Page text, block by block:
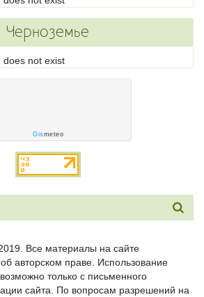
does not exist
Gismeteo
Все материалы на сайте
авторском праве. Использование
только с письменного
сайта. По вопросам разрешений на